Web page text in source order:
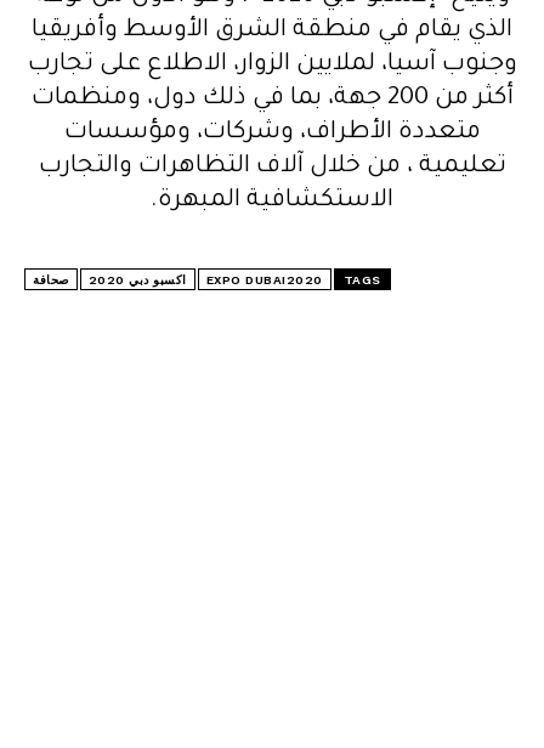
الذي يقام في منطقة الشرق الأوسط وأفريقيا
وجنوب آسيا، لملايين الزوار، الاطلاع على تجارب
أكثر من 200 جهة، بما في ذلك دول، ومنظمات
متعددة الأطراف، وشركات، ومؤسسات
تعليمية ، من خلال آلاف التظاهرات والتجارب
الاستكشافية المبهرة.
TAGS
EXPO DUBAI2020 اكسبو دبي 2020 صحافة